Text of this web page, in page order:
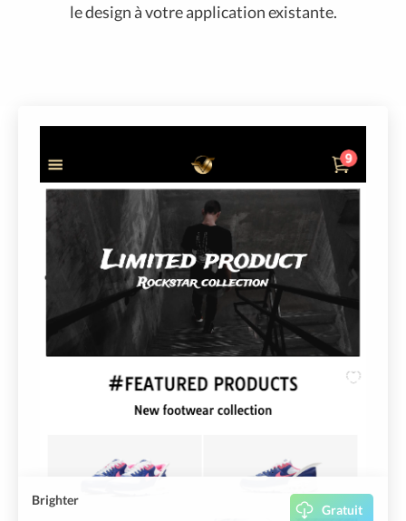
le design à votre application existante.
Brighter
Gratuit